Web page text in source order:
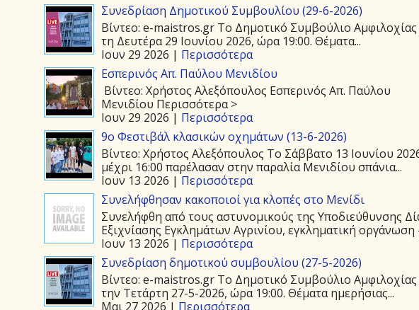
Συνεδρίαση Δημοτικού Συμβουλίου (29-6-2026)
Βίντεο: e-maistros.gr Το Δημοτικό Συμβούλιο
τη Δευτέρα 29 Ιουνίου 2026, ώρα 19:00. Θέματα...
Ιουν 29 2026 | Περισσότερα
Εσπερινός Απ. Παύλου Μενιδίου
Βίντεο: Χρήστος Αλεξόπουλος Εσπερινός Απ. Παύλου
Μενιδίου Περισσότερα >
Ιουν 29 2026 | Περισσότερα
9ο Φεστιβάλ κλασικών οχημάτων (13-6-2026)
Βίντεο: Χρήστος Αλεξόπουλος Το Σάββατο 13 Ιουνίου
μέχρι 16:00 παρέλασαν στην παραλία Μενιδίου σπάνια...
Ιουν 13 2026 | Περισσότερα
Συνελήφθησαν κακοποιοί για κλοπές στο Μενίδι
Συνελήφθη από τους αστυνομικούς της Υποδιεύθυνσης
Εξιχνίασης Εγκλημάτων Αγρινίου, εγκληματική οργάνωση
Ιουν 13 2026 | Περισσότερα
Συνεδρίαση δημοτικού συμβουλίου (27-5-2026)
Βίντεο: e-maistros.gr Το Δημοτικό Συμβούλιο
την Τετάρτη 27-5-2026, ώρα 19:00. Θέματα ημερήσιας...
Μαι 27 2026 | Περισσότερα